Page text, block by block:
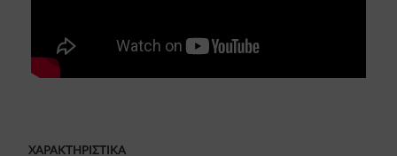
ΧΑΡΑΚΤΗΡΙΣΤΙΚΆ